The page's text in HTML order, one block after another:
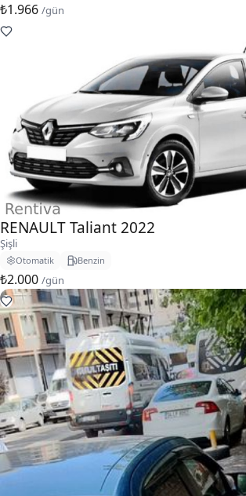
₺1.966 /gün
RENAULT Taliant 2022
Şişli
Otomatik Benzin
₺2.000 /gün